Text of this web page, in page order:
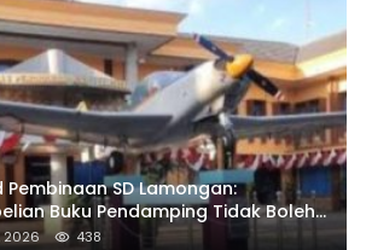
Pembinaan SD Lamongan:
Buku Pendamping Tidak Boleh
2026 438